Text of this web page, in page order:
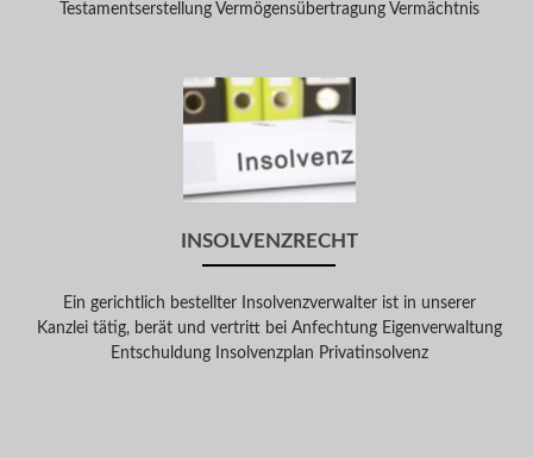
Testamentserstellung Vermögensübertragung Vermächtnis
Go
to
Insolvenzrecht
INSOLVENZRECHT
Ein gerichtlich bestellter Insolvenzverwalter ist in unserer
Kanzlei tätig, berät und vertritt bei Anfechtung Eigenverwaltung
Entschuldung Insolvenzplan Privatinsolvenz